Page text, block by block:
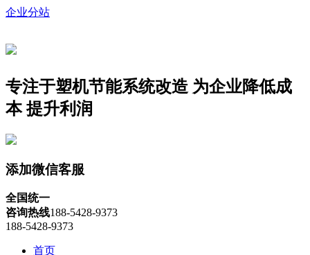
企业分站
专注于塑机节能系统改造 为企业降低成
本 提升利润
添加微信客服
全国统一
咨询热线188-5428-9373
188-5428-9373
首页